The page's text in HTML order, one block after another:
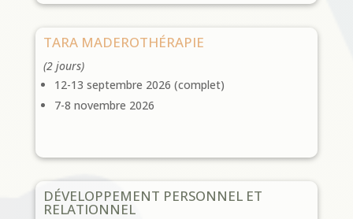
TARA MADEROTHÉRAPIE
(2 jours)
12-13 septembre 2026 (complet)
7-8 novembre 2026
DÉVELOPPEMENT PERSONNEL ET
RELATIONNEL